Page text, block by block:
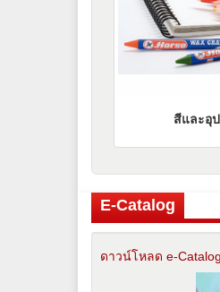
สีและอุ
E-Catalog
ดาวน์โหลด e-